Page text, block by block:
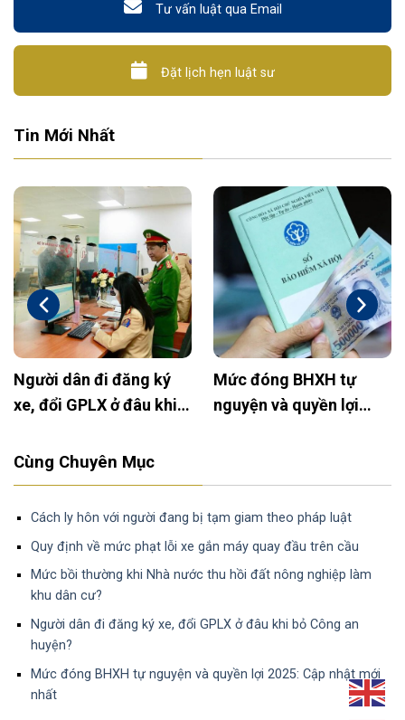
Tư vấn luật qua Email
Đặt lịch hẹn luật sư
Tin Mới Nhất
Người dân đi đăng ký
xe, đổi GPLX ở đâu khi
Mức đóng BHXH tự
nguyện và quyền lợi
Cùng Chuyên Mục
Cách ly hôn với người đang bị tạm giam theo pháp luật
Quy định về mức phạt lỗi xe gắn máy quay đầu trên cầu
Mức bồi thường khi Nhà nước thu hồi đất nông nghiệp làm
khu dân cư?
Người dân đi đăng ký xe, đổi GPLX ở đâu khi bỏ Công an
huyện?
Mức đóng BHXH tự nguyện và quyền lợi 2025: Cập nhật mới
nhất